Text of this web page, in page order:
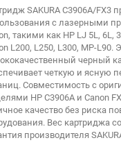
SAKURA C3906A/FX3
с лазерными
такими как HP LJ 5L, 6L,
L200, L250, L300, MP-L90.
черный
четкую и ясную
Совместимость с
HP C3906A и Canon
качество без риска
Вес картриджа
производителя